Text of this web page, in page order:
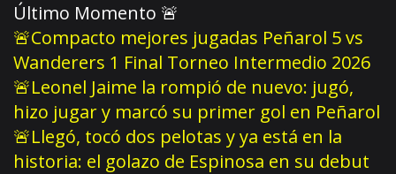
Último Momento 🚨
🚨Compacto mejores jugadas Peñarol 5 vs
Wanderers 1 Final Torneo Intermedio 2026
🚨Leonel Jaime la rompió de nuevo: jugó,
hizo jugar y marcó su primer gol en Peñarol
🚨Llegó, tocó dos pelotas y ya está en la
historia: el golazo de Espinosa en su debut